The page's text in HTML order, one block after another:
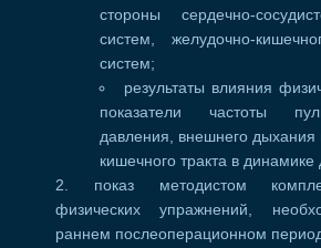
стороны сердечно-
систем, желудочно-
систем;
результаты влияния
показатели частоты
давления, внешнего
кишечного тракта в
показ методистом
физических упражнений,
раннем послеоперационном